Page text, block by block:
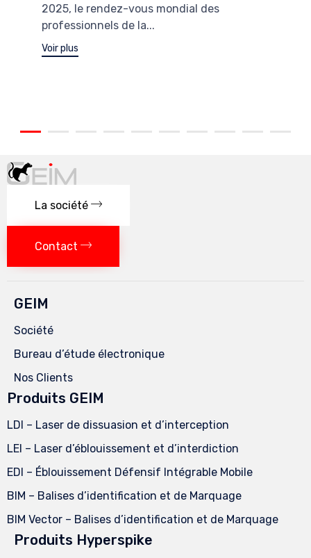
2025, le rendez-vous mondial des
professionnels de la...
Voir plus
La société
Contact
GEIM
Société
Bureau d’étude électronique
Nos Clients
Produits GEIM
LDI – Laser de dissuasion et d’interception
LEI – Laser d’éblouissement et d’interdiction
EDI – Éblouissement Défensif Intégrable Mobile
BIM – Balises d’identification et de Marquage
BIM Vector – Balises d’identification et de Marquage
Produits Hyperspike